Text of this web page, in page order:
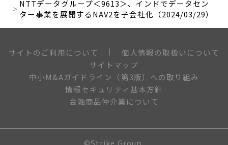
NTTデータグループ＜9613＞、インドでデータセン
ター事業を展開するNAV2を子会社化（2024/03/29）
サイトのご利用について
個人情報の取扱いについて
サイトマップ
中小M&Aガイドライン（第3版）への取り組み
情報セキュリティ基本方針
金融商品仲介業について